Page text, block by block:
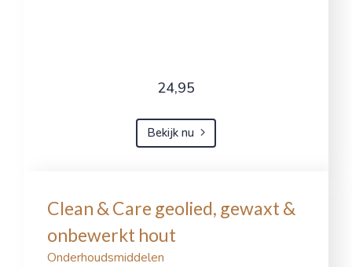
24,95
Bekijk nu
Clean & Care geolied, gewaxt &
onbewerkt hout
Onderhoudsmiddelen